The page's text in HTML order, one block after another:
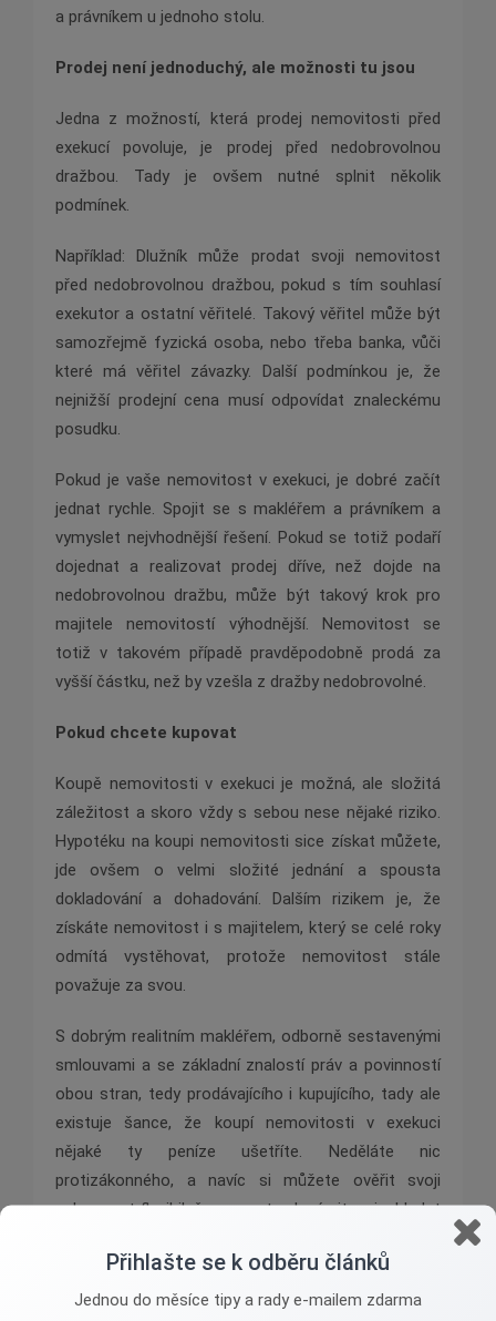
a právníkem u jednoho stolu.
Prodej není jednoduchý, ale možnosti tu jsou
Jedna z možností, která prodej nemovitosti před
exekucí povoluje, je prodej před nedobrovolnou
dražbou. Tady je ovšem nutné splnit několik
podmínek.
Například: Dlužník může prodat svoji nemovitost
před nedobrovolnou dražbou, pokud s tím souhlasí
exekutor a ostatní věřitelé. Takový věřitel může být
samozřejmě fyzická osoba, nebo třeba banka, vůči
které má věřitel závazky. Další podmínkou je, že
nejnižší prodejní cena musí odpovídat znaleckému
posudku.
Pokud je vaše nemovitost v exekuci, je dobré začít
jednat rychle. Spojit se s makléřem a právníkem a
vymyslet nejvhodnější řešení. Pokud se totiž podaří
dojednat a realizovat prodej dříve, než dojde na
nedobrovolnou dražbu, může být takový krok pro
majitele nemovitostí výhodnější. Nemovitost se
totiž v takovém případě pravděpodobně prodá za
vyšší částku, než by vzešla z dražby nedobrovolné.
Pokud chcete kupovat
Koupě nemovitosti v exekuci je možná, ale složitá
záležitost a skoro vždy s sebou nese nějaké riziko.
Hypotéku na koupi nemovitosti sice získat můžete,
jde ovšem o velmi složité jednání a spousta
dokladování a dohadování. Dalším rizikem je, že
získáte nemovitost i s majitelem, který se celé roky
odmítá vystěhovat, protože nemovitost stále
považuje za svou.
S dobrým realitním makléřem, odborně sestavenými
smlouvami a se základní znalostí práv a povinností
obou stran, tedy prodávajícího i kupujícího, tady ale
existuje šance, že koupí nemovitosti v exekuci
nějaké ty peníze ušetříte. Neděláte nic
protizákonného, a navíc si můžete ověřit svoji
schopnost flexibilně reagovat v dané situaci a hledat
Přihlašte se k odběru článků
Jednou do měsíce tipy a rady e-mailem zdarma